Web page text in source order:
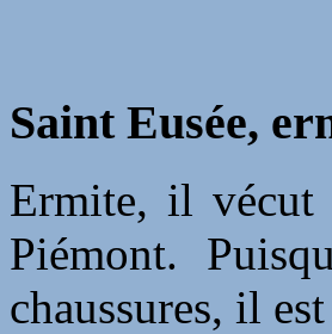
Saint Eusée,
Ermite, il vécut
Piémont.
chaussures, il